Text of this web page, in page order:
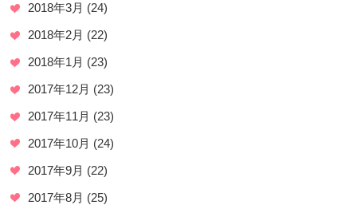
2018年3月 (24)
2018年2月 (22)
2018年1月 (23)
2017年12月 (23)
2017年11月 (23)
2017年10月 (24)
2017年9月 (22)
2017年8月 (25)